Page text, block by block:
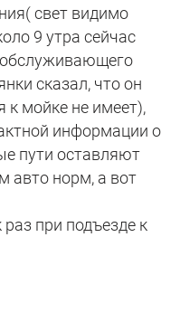
свет видимо
9 утра сейчас
обслуживающего
сказал, что он
к мойке не имеет),
информации о
пути оставляют
авто норм, а вот
раз при подъезде к